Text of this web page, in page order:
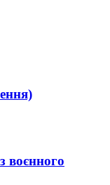
воєнного